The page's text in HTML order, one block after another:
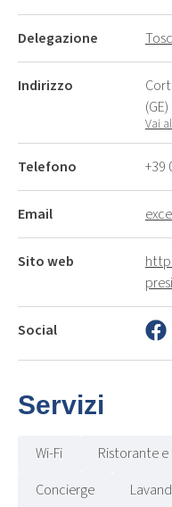
Delegazione
Indirizzo
(GE)
Vai
Telefono +39
Email
Sito web
Social
Servizi
Wi-Fi Ristorante e
Concierge